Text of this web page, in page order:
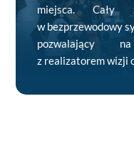
miejsca. Cały
w bezprzewodowy
pozwalający
z realizatorem wizji